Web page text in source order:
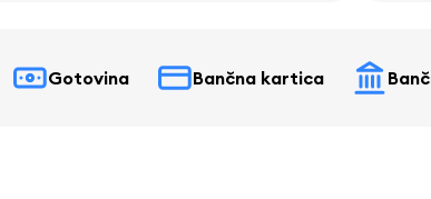
Gotovina Bančna kartica